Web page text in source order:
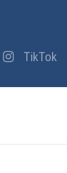
TikTok